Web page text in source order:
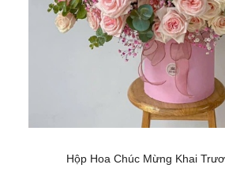
Hộp Hoa Chúc Mừng Khai